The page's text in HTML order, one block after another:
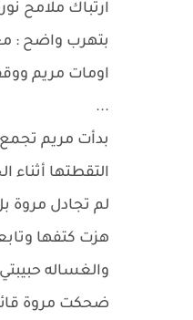
ارتباك ملامح
بتهرب واضح :
اومات مريم
...
بدأت مريم
التقطتها
لم تجادل مروة
هزت كتفها
والغساله
ضحكت مروة